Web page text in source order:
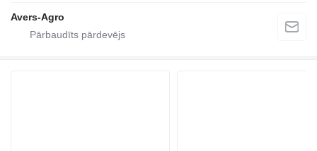
Avers-Agro